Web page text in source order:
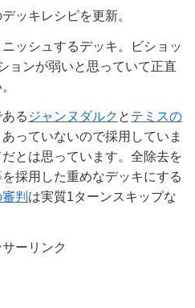
ッキレシピを更新。
ッシュするデッキ。ビショッ
ョンが弱いと思っていて正直
る ジャンヌダルク と テミスの
っていないので採用していま
とは思っています。全除去を
を採用した重めなデッキにする
判 は実質1ターンスキップな
ーリンク